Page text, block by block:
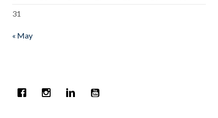
31
« May